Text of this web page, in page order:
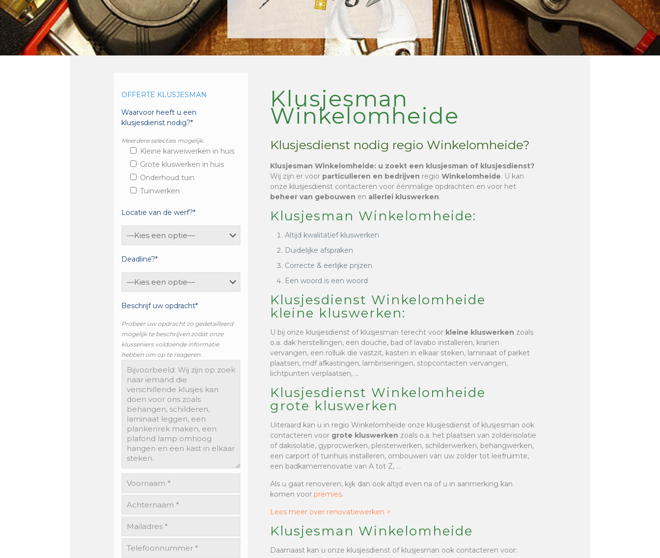
OFFERTE KLUSJESMAN
Waarvoor heeft u een
klusjesdienst nodig?*
Meerdere selecties mogelijk.
Kleine karweiwerken in huis
Grote kluswerken in huis
Onderhoud tuin
Tuinwerken
Locatie van de werf?*
Deadline?*
Beschrijf uw opdracht*
Probeer uw opdracht zo gedetailleerd
mogelijk te beschrijven zodat onze
klusseniers voldoende informatie
hebben om op te reageren.
Klusjesman
Winkelomheide
Klusjesdienst nodig regio Winkelomheide?
Klusjesman Winkelomheide: u zoekt een klusjesman of klusjesdienst?
Wij zijn er voor particulieren en bedrijven regioWinkelomheide. U kan
onze klusjesdienst contacteren voor éénmalige opdrachten en voor het
beheer van gebouwen en allerlei kluswerken.
Klusjesman Winkelomheide:
Altijd kwalitatief kluswerken
Duidelijke afspraken
Correcte & eerlijke prijzen
Een woord is een woord
Klusjesdienst Winkelomheide
kleine kluswerken:
U bij onze klusjesdienst of klusjesman terecht voor kleine kluswerken zoals
o.a. dak herstellingen, een douche, bad of lavabo installeren, kranen
vervangen, een rolluik die vastzit, kasten in elkaar steken, laminaat of parket
plaatsen, mdf afkastingen, lambriseringen, stopcontacten vervangen,
lichtpunten verplaatsen, …
Klusjesdienst Winkelomheide
grote kluswerken
Uiteraard kan u in regio Winkelomheide onze klusjesdienst of klusjesman ook
contacteren voor grote kluswerken zoals o.a. het plaatsen van zolderisolatie
of dakisolatie, gyprocwerken, pleisterwerken, schilderwerken, behangwerken,
een carport of tuinhuis installeren, ombouwen van uw zolder tot leefruimte,
een badkamerrenovatie van A tot Z, …
Als u gaat renoveren, kijk dan ook altijd even na of u in aanmerking kan
komen voorpremies.
Lees meer over renovatiewerken >
Klusjesman Winkelomheide
Daarnaast kan u onze klusjesdienst of klusjesman ook contacteren voor: